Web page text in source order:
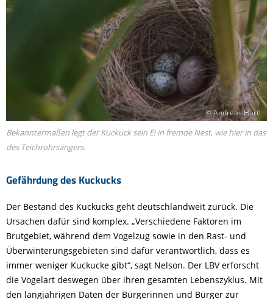
Gefährdung des Kuckucks
© Andreas Hartl
Bekanntermaßen legt der Kuckuck sein Ei in fremde Nest, wie hier in das
des Teichrohrsängers.
Der Bestand des Kuckucks geht deutschlandweit zurück. Die
Ursachen dafür sind komplex. „Verschiedene Faktoren im
Brutgebiet, während dem Vogelzug sowie in den Rast- und
Überwinterungsgebieten sind dafür verantwortlich, dass es
immer weniger Kuckucke gibt“, sagt Nelson. Der LBV erforscht
die Vogelart deswegen über ihren gesamten Lebenszyklus. Mit
den langjährigen Daten der Bürgerinnen und Bürger zur